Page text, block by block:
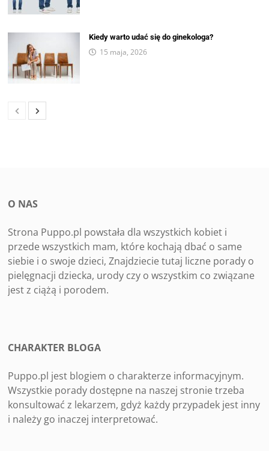
Kiedy warto udać się do ginekologa?
15 maja, 2026
O NAS
Strona Puppo.pl powstała dla wszystkich kobiet i
przede wszystkich mam, które kochają dbać o same
siebie i o swoje dzieci, Znajdziecie tutaj liczne porady o
pielęgnacji dziecka, urody czy o wszystkim co związane
jest z ciążą i porodem.
CHARAKTER BLOGA
Puppo.pl jest blogiem o charakterze informacyjnym.
Wszystkie porady dostępne na naszej stronie trzeba
konsultować z lekarzem, gdyż każdy przypadek jest inny
i należy go inaczej interpretować.